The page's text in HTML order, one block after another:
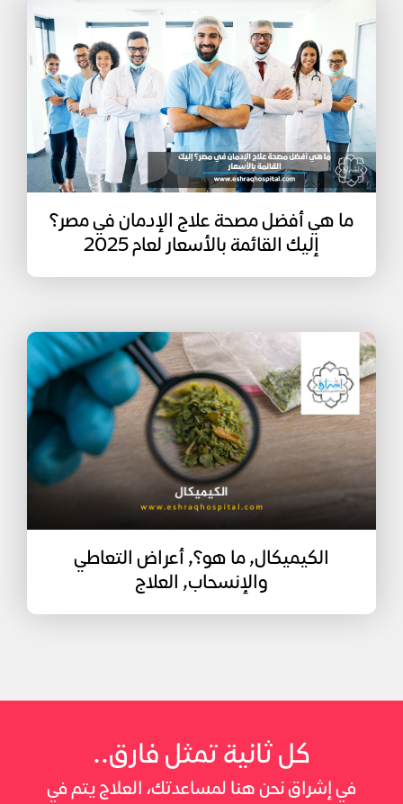
ما هي أفضل مصحة علاج الإدمان في مصر؟
إليك القائمة بالأسعار لعام 2025
الكيميكال, ما هو؟, أعراض التعاطي
والإنسحاب, العلاج
كل ثانية تمثل فارق..
في إشراق نحن هنا لمساعدتك، العلاج يتم في